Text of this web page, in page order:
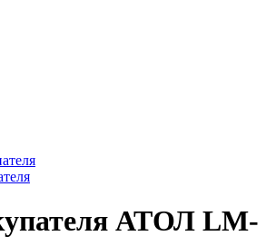
АТОЛ LM-